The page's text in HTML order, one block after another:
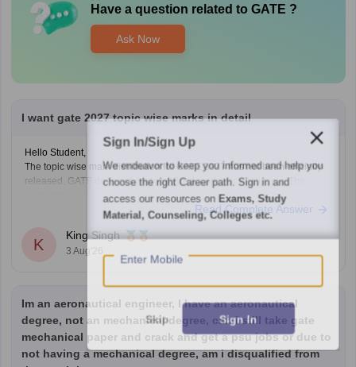
Have a question related to GATE ?
Ask Now
I want gate 2027 topic wise marks in detail
Hello Student,
The topic wise mark distribution for GATE 2027has not been officially
released. GATE does not prescript fixed marks for each topic. The
weightage varies every year independence on the question paper.
Please mention your GATE paper/branch (such as CSE, ECE, EE, ME,
Read Complete Answer
K
King Singh
3 Aug'26
Im an aeronautical engineer, I have an aeronautical
degree, not an mechanical degree, can i still take gate
mechanical paper and crack and get a psu jobs or due to
not having a mechanical degree, am i disqualified from
Sign In/Sign Up
We endeavor to keep you informed and help you
choose the right Career path. Sign in and
access our resources on Exams, Study
Material, Counseling, Colleges etc.
Enter Mobile
Skip Sign In